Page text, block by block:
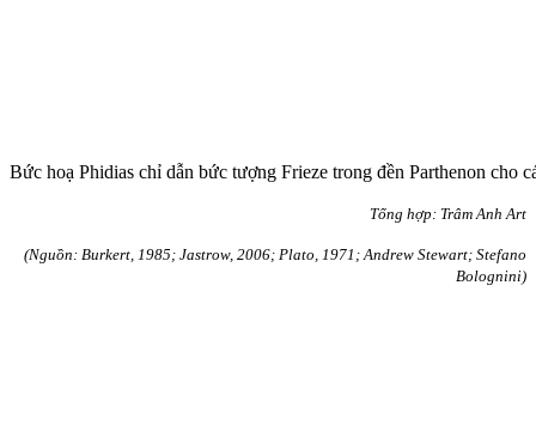
Bức hoạ Phidias chỉ dẫn bức tượng Frieze trong đền Parthenon cho
Tổng hợp: Trâm Anh Art
(Nguồn: Burkert, 1985; Jastrow, 2006; Plato, 1971; Andrew Stewart; Stefano
Bolognini)